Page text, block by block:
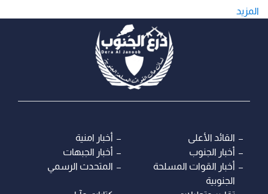
المزيد
القائد الأعلى
أخبار امنية
أخبار الجنوب
أخبار الجبهات
أخبار القوات المسلحة
الجنوبية
المتحدث الرسمي